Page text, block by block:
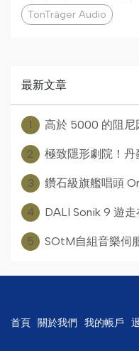
TonTräger Audio
最新文章
1 高於 5000 的阻
2 極致隱形劇院！
3 鑽石級旗艦唱頭
4 DALI Sonik 9 遊
5 SOtM自組音樂伺
首頁 關於我們 我的帳戶